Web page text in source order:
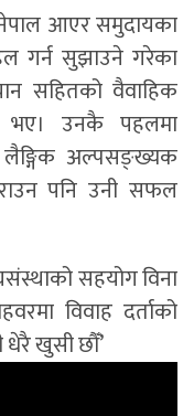
नेपाल आएर समुदायका
गर्न सुझाउने गरेका
सहितको वैवाहिक
भए। उनकै पहलमा
लैङ्गिक अल्पसङ्ख्यक
पनि उनी सफल
सहयोग विना
विवाह दर्ताको
धेरै खुसी छौँ’